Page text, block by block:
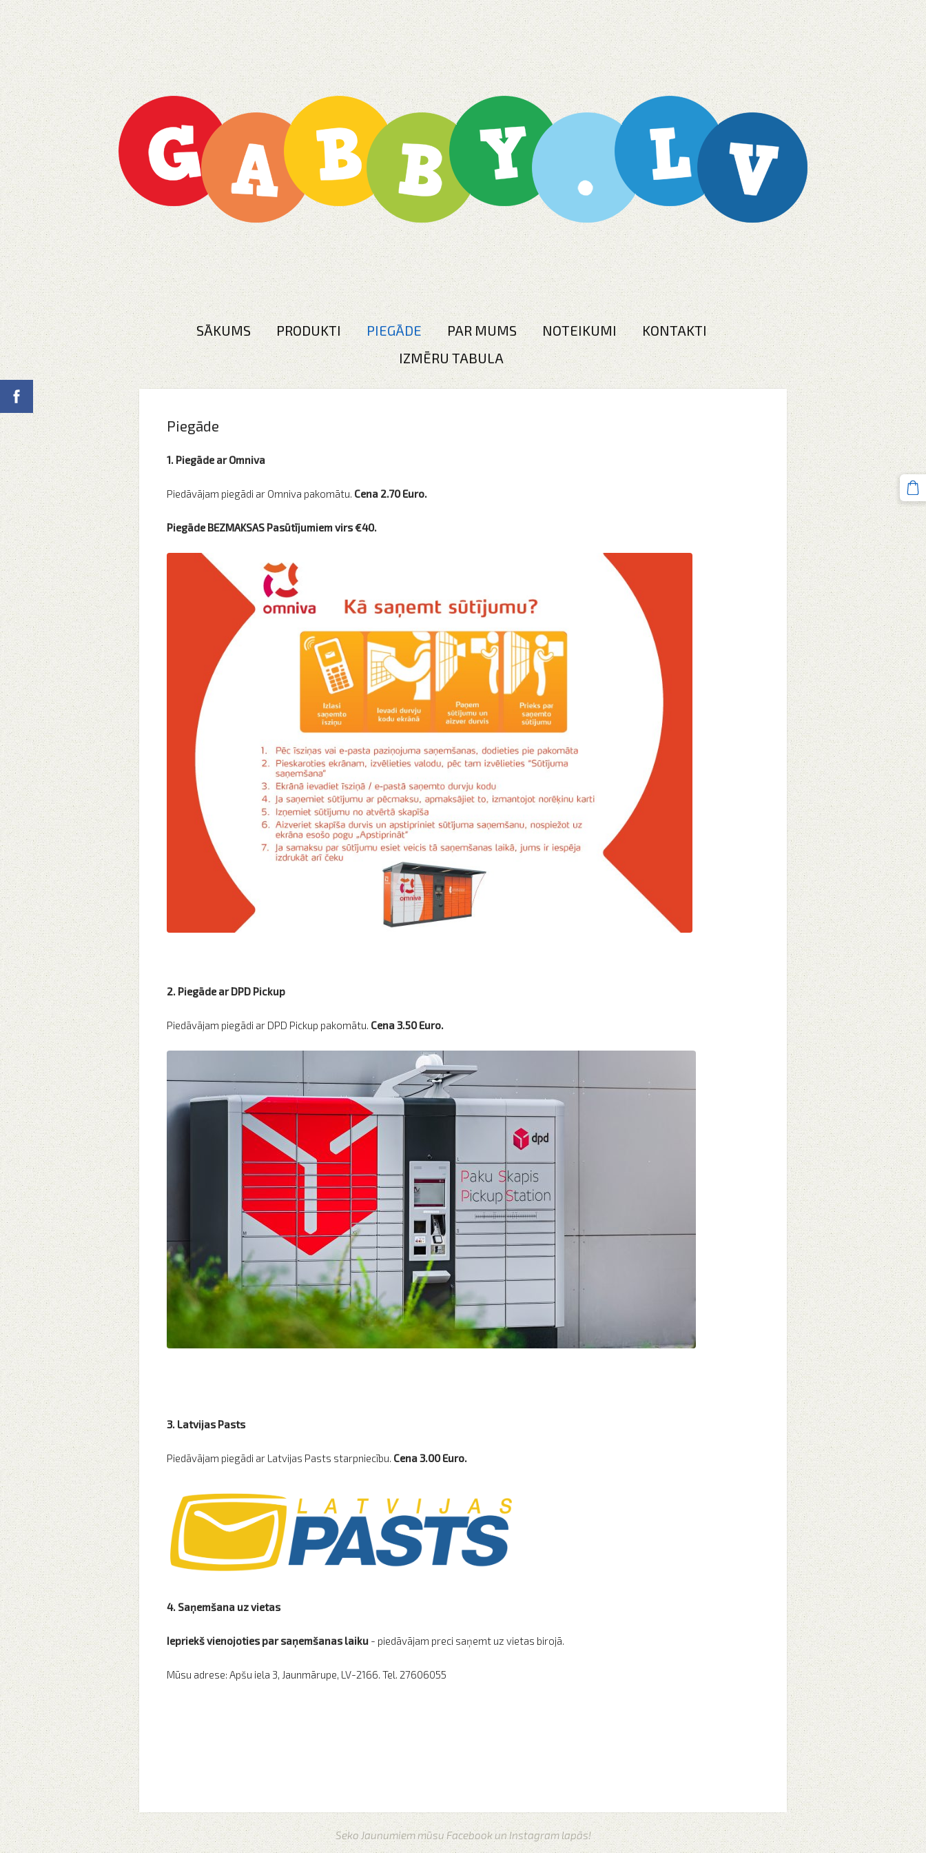
SĀKUMS PRODUKTI PIEGĀDE PAR MUMS NOTEIKUMI
KONTAKTI
IZMĒRU TABULA
Piegāde
1. Piegāde ar Omniva
Piedāvājam piegādi ar Omniva pakomātu. Cena 2.70 Euro.
Piegāde BEZMAKSAS Pasūtījumiem virs€40.
2. Piegāde ar DPD Pickup
Piedāvājam piegādi ar DPD Pickup pakomātu. Cena 3.50 Euro.
3. Latvijas Pasts
Piedāvājam piegādi ar Latvijas Pasts starpniecību. Cena 3.00 Euro.
4. Saņemšana uz vietas
Iepriekš vienojoties par saņemšanas laiku - piedāvājam preci saņemt uz vietas birojā.
Mūsu adrese: Apšu iela 3, Jaunmārupe, LV-2166. Tel. 27606055
Seko Jaunumiem mūsu Facebook un Instagram lapās!